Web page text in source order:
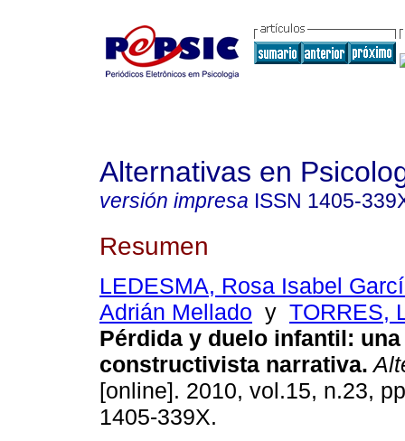
Alternativas en
versión impresa ISSN 1405-
Resumen
LEDESMA, Rosa Isabel
Adrián Mellado y TORRES,
Pérdida y duelo infantil:
constructivista narrativa.
[online]. 2010, vol.15, n.23,
1405-339X.